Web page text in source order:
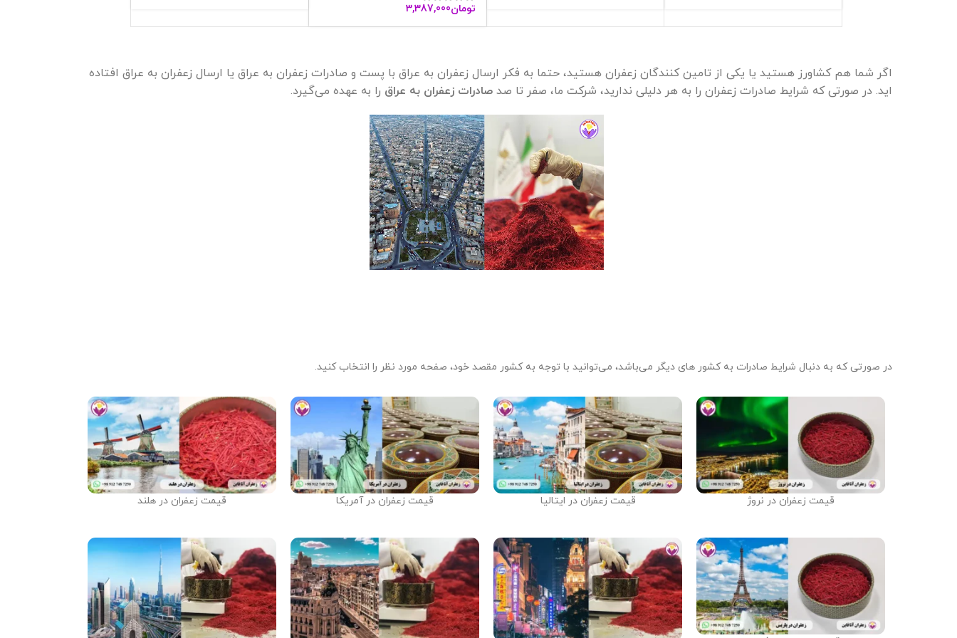
تومان3,387,000
اگر شما هم کشاورز هستید یا یکی از تامین کنندگان زعفران هستید، حتما به فکر ارسال زعفران به عراق با پست و صادرات زعفران به عراق یا ارسال زعفران به عراق افتاده
اید. در صورتی که شرایط صادرات زعفران را به هر دلیلی ندارید، شرکت ما، صفر تا صد صادرات زعفران به عراق را به عهده می‌گیرد.
در صورتی که به دنبال شرایط صادرات به کشور های دیگر می‌باشد، می‌توانید با توجه به کشور مقصد خود، صفحه مورد نظر را انتخاب کنید.
قیمت زعفران در نروژ قیمت زعفران در ایتالیا قیمت زعفران در آمریکا قیمت زعفران در هلند